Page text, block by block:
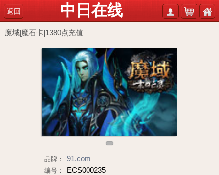
返回 中日在线
魔域[魔石卡]1380点充值
品牌： 91.com
编号： ECS000235